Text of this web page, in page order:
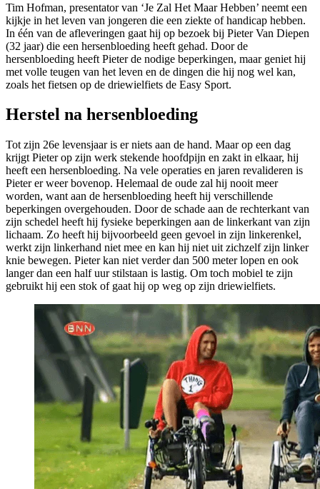
Tim Hofman, presentator van ‘Je Zal Het Maar Hebben’ neemt een
kijkje in het leven van jongeren die een ziekte of handicap hebben.
In één van de afleveringen gaat hij op bezoek bij Pieter Van Diepen
(32 jaar) die een hersenbloeding heeft gehad. Door de
hersenbloeding heeft Pieter de nodige beperkingen, maar geniet hij
met volle teugen van het leven en de dingen die hij nog wel kan,
zoals het fietsen op de driewielfiets de Easy Sport.
Herstel na hersenbloeding
Tot zijn 26e levensjaar is er niets aan de hand. Maar op een dag
krijgt Pieter op zijn werk stekende hoofdpijn en zakt in elkaar, hij
heeft een hersenbloeding. Na vele operaties en jaren revalideren is
Pieter er weer bovenop. Helemaal de oude zal hij nooit meer
worden, want aan de hersenbloeding heeft hij verschillende
beperkingen overgehouden. Door de schade aan de rechterkant van
zijn schedel heeft hij fysieke beperkingen aan de linkerkant van zijn
lichaam. Zo heeft hij bijvoorbeeld geen gevoel in zijn linkerenkel,
werkt zijn linkerhand niet mee en kan hij niet uit zichzelf zijn linker
knie bewegen. Pieter kan niet verder dan 500 meter lopen en ook
langer dan een half uur stilstaan is lastig. Om toch mobiel te zijn
gebruikt hij een stok of gaat hij op weg op zijn driewielfiets.